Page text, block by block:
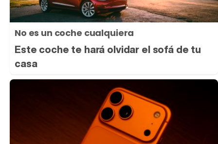
No es un coche cualquiera
Este coche te hará olvidar el sofá de tu
casa